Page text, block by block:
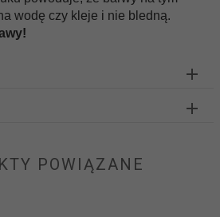
wodę czy kleje i nie bledną.
POWIĄZANE